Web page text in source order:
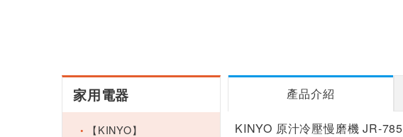
家用電器
【KINYO】
產品介紹
KINYO 原汁冷壓慢磨機 JR-785